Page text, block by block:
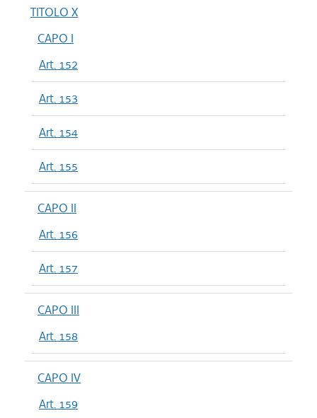
TITOLO X
CAPO I
Art. 152
Art. 153
Art. 154
Art. 155
CAPO II
Art. 156
Art. 157
CAPO III
Art. 158
CAPO IV
Art. 159